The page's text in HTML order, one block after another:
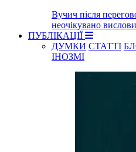
Вучич після
неочікувано
ПУБЛІКАЦІЇ
ДУМКИ СТАТТІ
ІНОЗМІ